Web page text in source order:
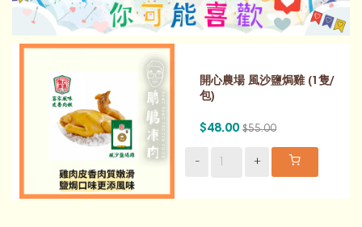
開心農場 風沙鹽焗雞 (1隻/
包)
$48.00 $55.00
- +